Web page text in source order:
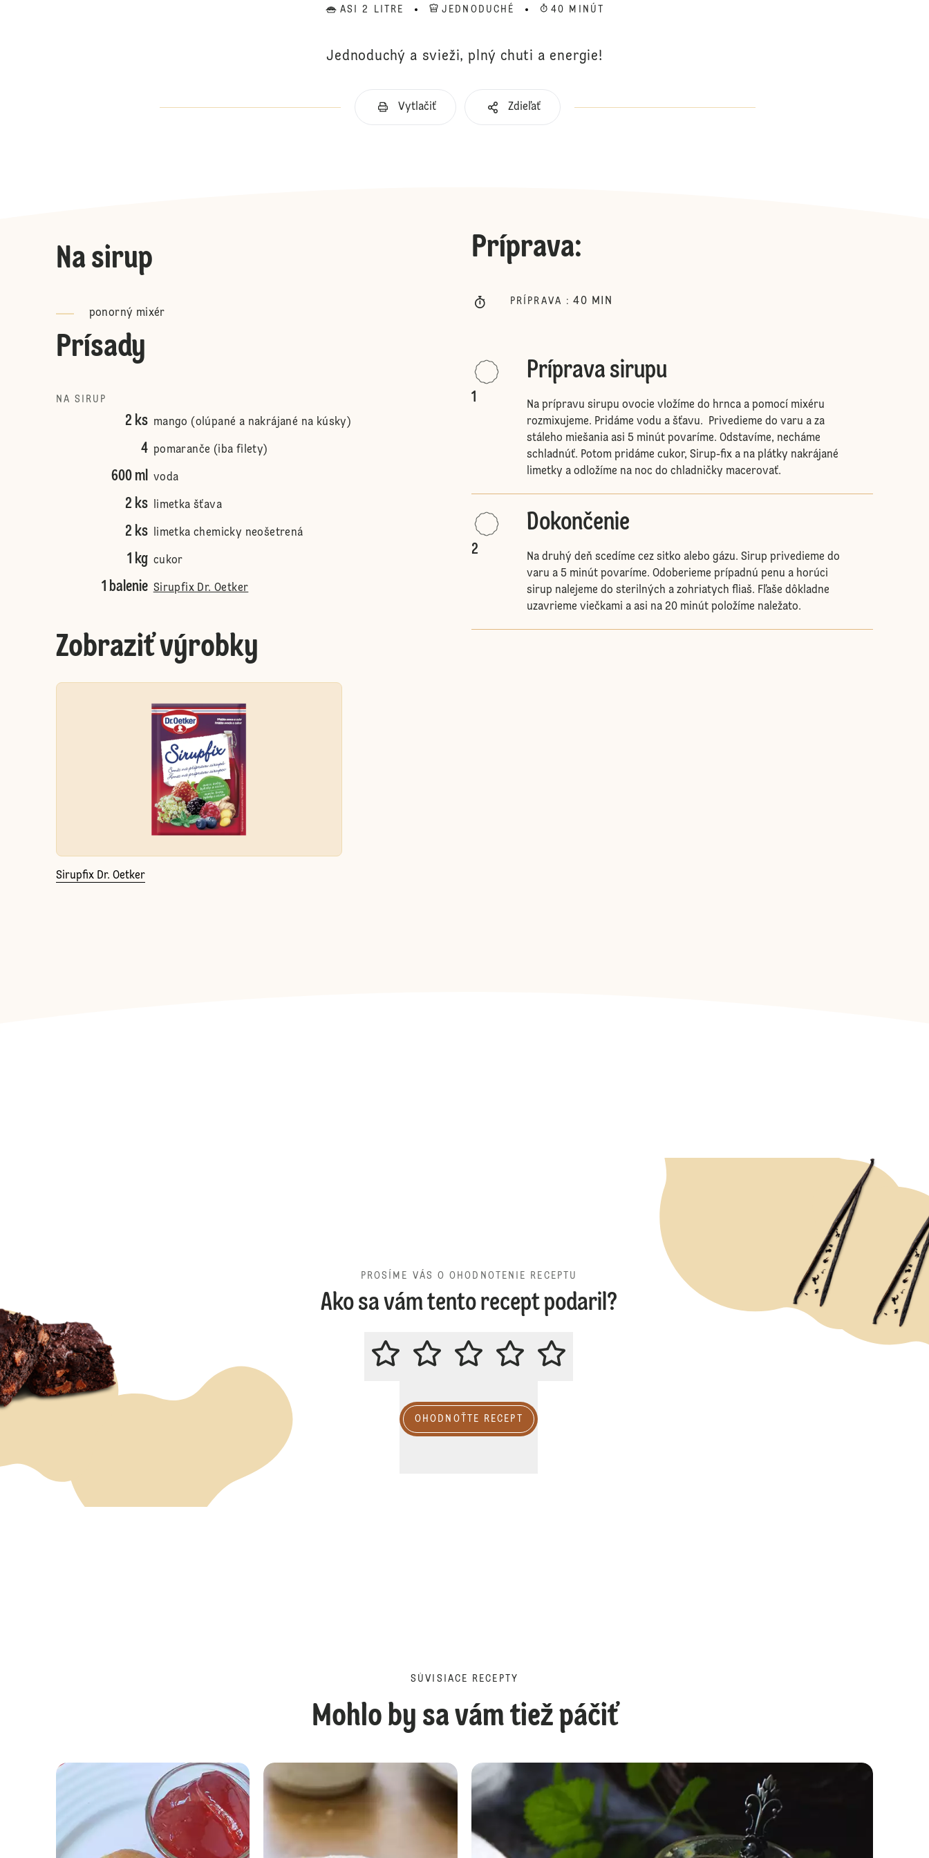
ASI 2 LITRE JEDNODUCHÉ 40 MINÚT
Jednoduchý a svieži, plný chuti a energie!
Vytlačiť Zdieľať
Na sirup
ponorný mixér
Prísady
NA SIRUP
2 ks mango (olúpané a nakrájané na kúsky)
4 pomaranče (iba filety)
600 ml voda
2 ks limetka šťava
2 ks limetka chemicky neošetrená
1 kg cukor
1 balenie Sirupfix Dr. Oetker
Zobraziť výrobky
Sirupfix Dr. Oetker
Príprava:
PRÍPRAVA : 40 MIN
1
Príprava sirupu
Na prípravu sirupu ovocie vložíme do hrnca a pomocí mixéru
rozmixujeme. Pridáme vodu a šťavu. Privedieme do varu a za
stáleho miešania asi 5 minút povaríme. Odstavíme, necháme
schladnúť. Potom pridáme cukor, Sirup-fix a na plátky nakrájané
limetky a odložíme na noc do chladničky macerovať.
2
Dokončenie
Na druhý deň scedíme cez sitko alebo gázu. Sirup privedieme do
varu a 5 minút povaríme. Odoberieme prípadnú penu a horúci
sirup nalejeme do sterilných a zohriatych fliaš. Fľaše dôkladne
uzavrieme viečkami a asi na 20 minút položíme naležato.
PROSÍME VÁS O OHODNOTENIE RECEPTU
Ako sa vám tento recept podaril?
PROSÍME VÁS O OHODNOTENIE RECEPTU
OHODNOŤTE RECEPT
SÚVISIACE RECEPTY
Mohlo by sa vám tiež páčiť
Jablkovo-brusnicové želé Marhuľovo-zázvorový džem